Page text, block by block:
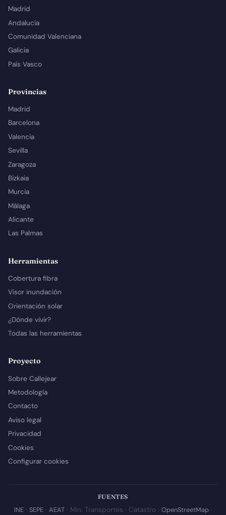
Madrid
Andalucía
Comunidad Valenciana
Galicia
País Vasco
Provincias
Madrid
Barcelona
Valencia
Sevilla
Zaragoza
Bizkaia
Murcia
Málaga
Alicante
Las Palmas
Herramientas
Cobertura fibra
Visor inundación
Orientación solar
¿Dónde vivir?
Todas las herramientas
Proyecto
Sobre Callejear
Metodología
Contacto
Aviso legal
Privacidad
Cookies
Configurar cookies
FUENTES
INE· SEPE· AEAT· Min. Transportes · Catastro · OpenStreetMap·